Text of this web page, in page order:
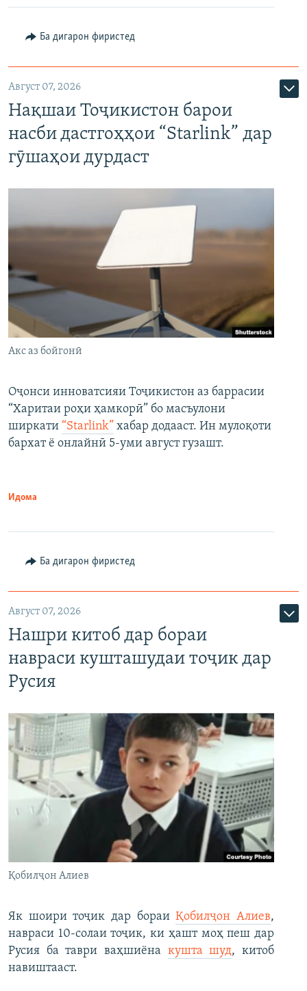
Ба дигарон фиристед
Август 07, 2026
Нақшаи Тоҷикистон барои
насби дастгоҳҳои “Starlink” дар
гӯшаҳои дурдаст
Акс аз бойгонӣ
Оҷонси инноватсияи Тоҷикистон аз баррасии
“Харитаи роҳи ҳамкорӣ” бо масъулони
ширкати “Starlink” хабар додааст. Ин мулоқоти
бархат ё онлайнӣ 5-уми август гузашт.
Идома
Ба дигарон фиристед
Август 07, 2026
Нашри китоб дар бораи
навраси кушташудаи тоҷик дар
Русия
Қобилҷон Алиев
Як шоири тоҷик дар бораиҚобилҷон Алиев,
навраси 10-солаи тоҷик, ки ҳашт моҳ пеш дар
Русия ба таври ваҳшиёна кушта шуд, китоб
навиштааст.